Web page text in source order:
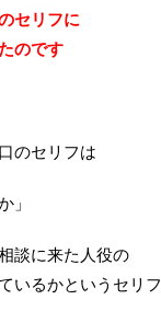
セリフに
のです
のセリフは
」
談に来た人役の
いるかというセリフ